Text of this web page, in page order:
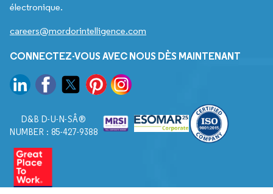
électronique.
careers@mordorintelligence.com
CONNECTEZ-VOUS AVEC NOUS DÈS MAINTENANT
D&B D-U-N-SÂ®
NUMBER : 85-427-9388